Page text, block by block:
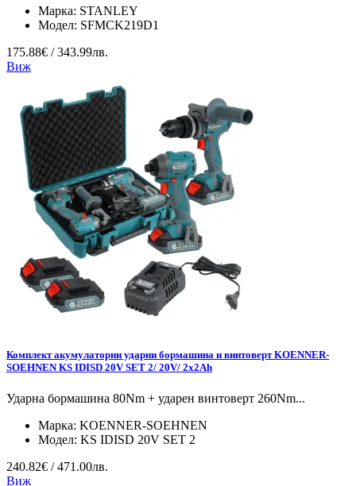
Марка: STANLEY
Модел: SFMCK219D1
175.88€ / 343.99лв.
Виж
Комплект акумулаторни ударни бормашина и винтоверт KOENNER-
SOEHNEN KS IDISD 20V SET 2/ 20V/ 2x2Ah
Ударна бормашина 80Nm + ударен винтоверт 260Nm...
Марка: KOENNER-SOEHNEN
Модел: KS IDISD 20V SET 2
240.82€ / 471.00лв.
Виж